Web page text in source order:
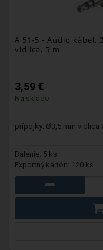
A 51-5 - Audio kábel,
vidlica, 5 m
3,59 €
Na sklade
prípojky: Ø3,5 mm vidlica
Balenie: 5 ks
Exportný kartón: 120 ks